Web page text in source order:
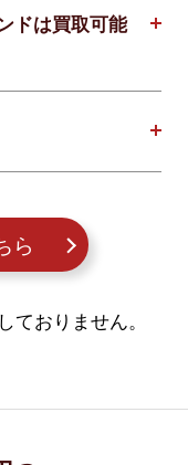
ドは買取可能
ら
ておりません。